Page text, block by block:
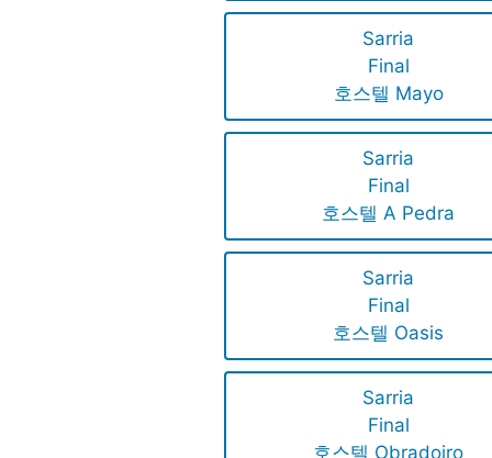
Sarria
Final
호스텔 Mayo
Sarria
Final
호스텔 A Pedra
Sarria
Final
호스텔 Oasis
Sarria
Final
호스텔 Obradoiro